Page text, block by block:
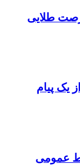
طلایی
یک پیام
عمومی